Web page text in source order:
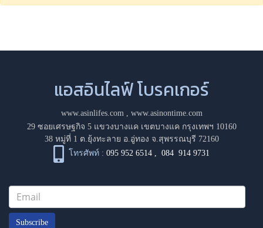
แอสอินไลฟ์ โบรคเกอร์
www.asinlifes.com, www.asinontime.com
29 ซอยเศรษฐกิจ 5 แขวงบางแค เขตบางแค กรุงเทพฯ 10160
38 หมู่ที่ 1 ต.ยุ้งทะลาย อ.อู่ทอง จ.สุพรรณบุรี 72160
โทรศัพท์ : 095 952 6514 ,084 914 9731
Subscribe